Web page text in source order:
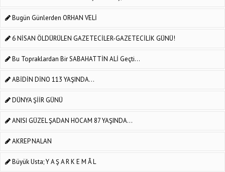
Bugün Günlerden ORHAN VELİ
6 NİSAN ÖLDÜRÜLEN GAZETECİLER-GAZETECİLİK GÜNÜ!
Bu Topraklardan Bir SABAHATTİN ALİ Geçti...
ABİDİN DİNO 113 YAŞINDA...
DÜNYA ŞİİR GÜNÜ
ANISI GÜZEL ŞADAN HOCAM 87 YAŞINDA...
AKREP NALAN
Büyük Usta; Y A Ş A R K E M Â L